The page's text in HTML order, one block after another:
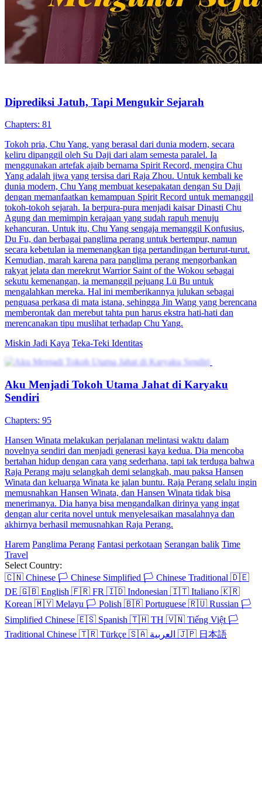
Tokoh pria, Chu Yang, yang berasal dari dunia modern, secara
keliru dipanggil oleh Su Daji dari alam semesta paralel. Ia
menggunakan artefak ajaib bernama Spirit Record, mengira Chu
Yang adalah jiwa yang tersisa dari Raja Zhou. Untuk kembali ke
dunia modern, Chu Yang membuat kesepakatan dengan Su Daji
dengan memanfaatkan kemampuan Spirit Record untuk memanggil
tokoh-tokoh sejarah. Ia berpura-pura menjadi kaisar Dinasti Chu
Agung dan memimpin kerajaan yang sudah rapuh menuju
kehancuran. Untuk itu, Chu Yang sengaja memanggil Konfusius,
Du Fu, dan berbagai panglima perang untuk bertempur, namun
secara kebetulan ia memenangkan tiga pertandingan berturut-turut.
Kemudian, marah karena para panglima perang mengorbankan
rakyat jelata dan merekrut Warrior Saint of the Wokou sebagai
sekutu kemenangan, ia memanggil pejuang Lü Bu untuk
mengalahkan mereka. Hal ini memberikannya julukan sebagai
penguasa perkasa di mata istana, sehingga Jin Wang yang berencana
memberontak dan merebut tahta pun harus ekstra hati-hati dan
Miskin Jadi Kaya